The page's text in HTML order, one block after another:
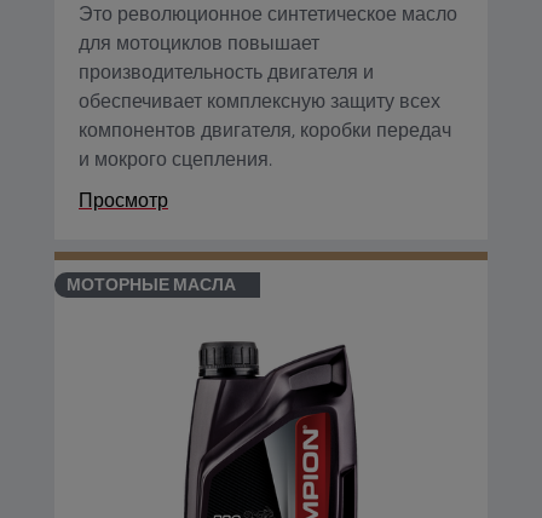
Это революционное синтетическое масло
для мотоциклов повышает
производительность двигателя и
обеспечивает комплексную защиту всех
компонентов двигателя, коробки передач
и мокрого сцепления.
Просмотр
МОТОРНЫЕ МАСЛА